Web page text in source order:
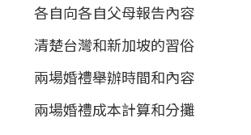
各自向各自父母報告內容
清楚台灣和新加坡的習俗
兩場婚禮舉辦時間和內容
兩場婚禮成本計算和分攤